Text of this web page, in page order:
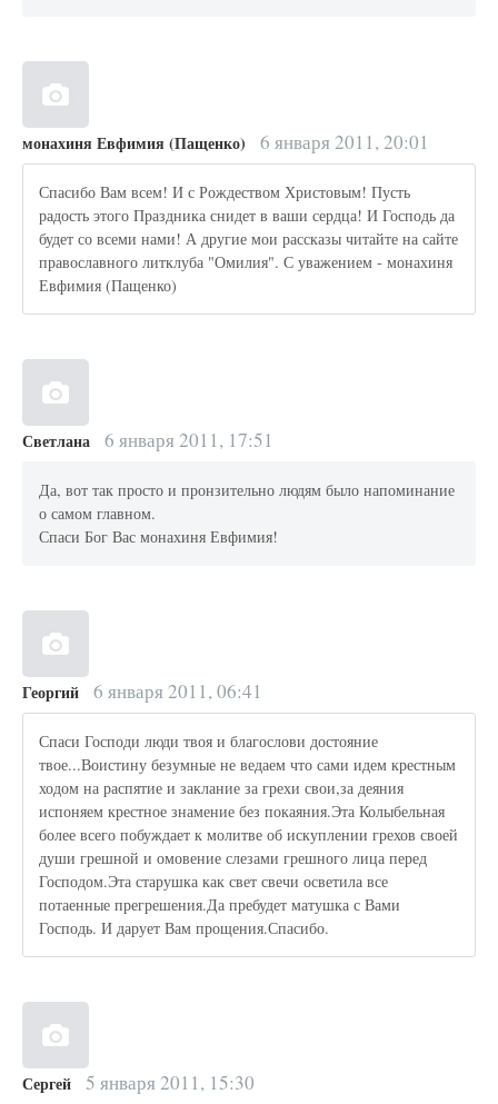
монахиня Евфимия (Пащенко) 6 января 2011, 20:01
Спасибо Вам всем! И с Рождеством Христовым! Пусть
радость этого Праздника снидет в ваши сердца! И Господь да
будет со всеми нами! А другие мои рассказы читайте на сайте
православного литклуба "Омилия". С уважением - монахиня
Евфимия (Пащенко)
Светлана 6 января 2011, 17:51
Да, вот так просто и пронзительно людям было напоминание
о самом главном.
Спаси Бог Вас монахиня Евфимия!
Георгий 6 января 2011, 06:41
Спаси Господи люди твоя и благослови достояние
твое...Воистину безумные не ведаем что сами идем крестным
ходом на распятие и заклание за грехи свои,за деяния
испоняем крестное знамение без покаяния.Эта Колыбельная
более всего побуждает к молитве об искуплении грехов своей
души грешной и омовение слезами грешного лица перед
Господом.Эта старушка как свет свечи осветила все
потаенные прегрешения.Да пребудет матушка с Вами
Господь. И дарует Вам прощения.Спасибо.
Сергей 5 января 2011, 15:30